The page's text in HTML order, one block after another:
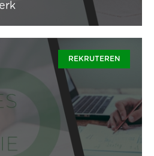
REKRUTEREN
zich het best kunnen
sollicitatiegesprek zijn er
jij als werkgever er nu voor
de meest passende
jouw onderneming?